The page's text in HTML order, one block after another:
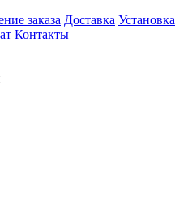
заказа Доставка Установка
Контакты